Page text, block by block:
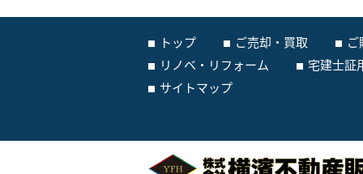
トップ ご売却・買取 ご
リノベ・リフォーム
宅建士証
サイトマップ